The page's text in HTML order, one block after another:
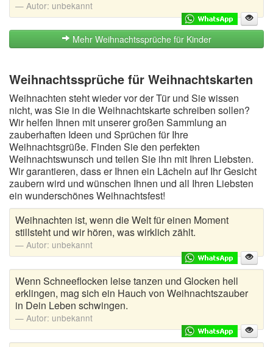
Autor: unbekannt
Mehr Weihnachtssprüche für Kinder
Weihnachtssprüche für Weihnachtskarten
Weihnachten steht wieder vor der Tür und Sie wissen
nicht, was Sie in die Weihnachtskarte schreiben sollen?
Wir helfen Ihnen mit unserer großen Sammlung an
zauberhaften Ideen und Sprüchen für Ihre
Weihnachtsgrüße. Finden Sie den perfekten
Weihnachtswunsch und teilen Sie ihn mit Ihren Liebsten.
Wir garantieren, dass er Ihnen ein Lächeln auf Ihr Gesicht
zaubern wird und wünschen Ihnen und all Ihren Liebsten
ein wunderschönes Weihnachtsfest!
Weihnachten ist, wenn die Welt für einen Moment
stillsteht und wir hören, was wirklich zählt.
Autor: unbekannt
Wenn Schneeflocken leise tanzen und Glocken hell
erklingen, mag sich ein Hauch von Weihnachtszauber
in Dein Leben schwingen.
Autor: unbekannt